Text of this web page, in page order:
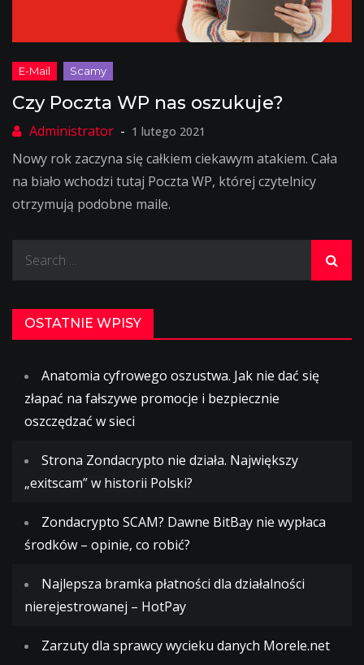
Czy Poczta WP nas oszukuje?
1 lutego 2021
Nowy rok zaczyna się całkiem ciekawym atakiem. Cała
na biało wchodzi tutaj Poczta WP, której czytelnicy
otrzymują podobne maile.
OSTATNIE WPISY
Anatomia cyfrowego oszustwa. Jak nie dać się
złapać na fałszywe promocje i bezpiecznie
oszczędzać w sieci
Strona Zondacrypto nie działa. Największy
„exitscam” w historii Polski?
Zondacrypto SCAM? Dawne BitBay nie wypłaca
środków – opinie, co robić?
Najlepsza bramka płatności dla działalności
nierejestrowanej – HotPay
Zarzuty dla sprawcy wycieku danych Morele.net